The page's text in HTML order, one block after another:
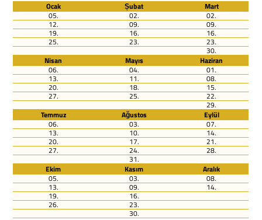
Ocak Șubat
Mart
05.
02. 02.
12. 09. 09.
19. 16. 16.
25. 23. 23.
30.
Nisan
Mayıs
Haziran
06.
04. 01.
13. 11. 08.
20. 18. 15.
27. 25. 22.
29.
Temmuz
Ağustos
Eylül
06.
03. 07.
13. 10. 14.
20. 17. 21.
27. 24. 28.
31.
Ekim
Kasım
Aralık
05.
03. 08.
13. 09. 14.
19. 16.
26. 23.
30.